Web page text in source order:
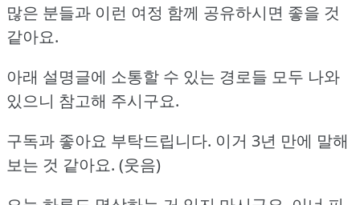
많은 분들과 이런 여정 함께 공유하시면 좋을 것
같아요.
아래 설명글에 소통할 수 있는 경로들 모두 나와
있으니 참고해 주시구요.
구독과 좋아요 부탁드립니다. 이거 3년 만에 말해
보는 것 같아요. (웃음)